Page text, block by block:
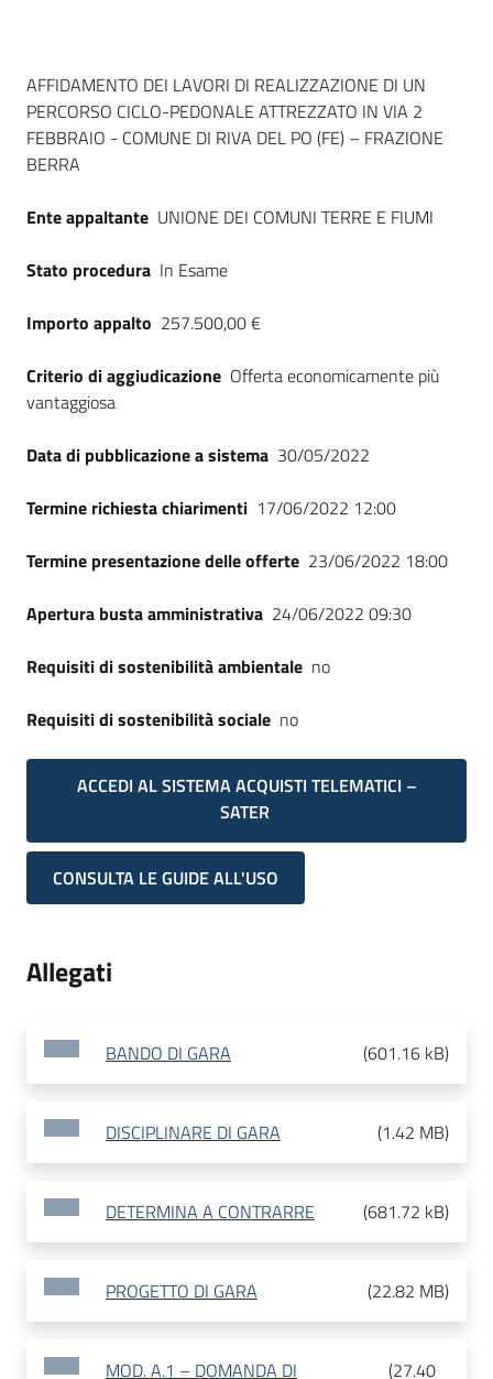
Dati del bando
AFFIDAMENTO DEI LAVORI DI REALIZZAZIONE DI UN
PERCORSO CICLO-PEDONALE ATTREZZATO IN VIA 2
FEBBRAIO - COMUNE DI RIVA DEL PO (FE) – FRAZIONE
BERRA
Ente appaltante UNIONE DEI COMUNI TERRE E FIUMI
Stato procedura In Esame
Importo appalto 257.500,00 €
Criterio di aggiudicazione Offerta economicamente più
vantaggiosa
Data di pubblicazione a sistema 30/05/2022
Termine richiesta chiarimenti 17/06/2022 12:00
Termine presentazione delle offerte 23/06/2022 18:00
Apertura busta amministrativa 24/06/2022 09:30
Requisiti di sostenibilità ambientale no
Requisiti di sostenibilità sociale no
ACCEDI AL SISTEMA ACQUISTI TELEMATICI –
SATER
CONSULTA LE GUIDE ALL'USO
Allegati
BANDO DI GARA (601.16 kB)
DISCIPLINARE DI GARA (1.42 MB)
DETERMINA A CONTRARRE (681.72 kB)
PROGETTO DI GARA (22.82 MB)
MOD. A.1 – DOMANDA DI (27.40